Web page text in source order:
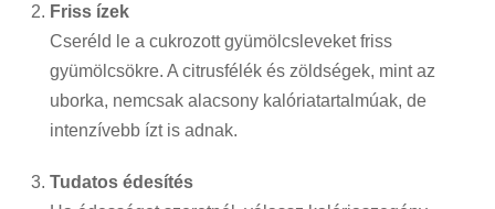
Friss ízek
Cseréld le a cukrozott gyümölcsleveket friss
gyümölcsökre. A citrusfélék és zöldségek, mint az
uborka, nemcsak alacsony kalóriatartalmúak, de
intenzívebb ízt is adnak.
Tudatos édesítés